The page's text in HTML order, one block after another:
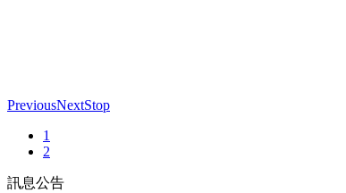
PreviousNextStop
1
2
訊息公告